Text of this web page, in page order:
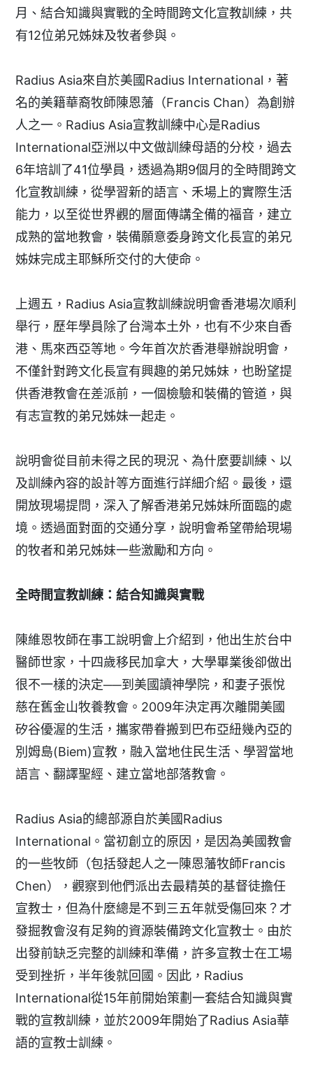
月、結合知識與實戰的全時間跨文化宣教訓練，共
有12位弟兄姊妹及牧者參與。
Radius Asia來自於美國Radius International，著
名的美籍華裔牧師陳恩藩（Francis Chan）為創辦
人之一。Radius Asia宣教訓練中心是Radius
International亞洲以中文做訓練母語的分校，過去
6年培訓了41位學員，透過為期9個月的全時間跨文
化宣教訓練，從學習新的語言、禾場上的實際生活
能力，以至從世界觀的層面傳講全備的福音，建立
成熟的當地教會，裝備願意委身跨文化長宣的弟兄
姊妹完成主耶穌所交付的大使命。
上週五，Radius Asia宣教訓練說明會香港場次順利
舉行，歷年學員除了台灣本土外，也有不少來自香
港、馬來西亞等地。今年首次於香港舉辦說明會，
不僅針對跨文化長宣有興趣的弟兄姊妹，也盼望提
供香港教會在差派前，一個檢驗和裝備的管道，與
有志宣教的弟兄姊妹一起走。
說明會從目前未得之民的現況、為什麼要訓練、以
及訓練內容的設計等方面進行詳細介紹。最後，還
開放現場提問，深入了解香港弟兄姊妹所面臨的處
境。透過面對面的交通分享，說明會希望帶給現場
的牧者和弟兄姊妹一些激勵和方向。
全時間宣教訓練：結合知識與實戰
陳維恩牧師在事工說明會上介紹到，他出生於台中
醫師世家，十四歲移民加拿大，大學畢業後卻做出
很不一樣的決定──到美國讀神學院，和妻子張悅
慈在舊金山牧養教會。2009年決定再次離開美國
矽谷優渥的生活，攜家帶眷搬到巴布亞紐幾內亞的
別姆島(Biem)宣教，融入當地住民生活、學習當地
語言、翻譯聖經、建立當地部落教會。
Radius Asia的總部源自於美國Radius
International。當初創立的原因，是因為美國教會
的一些牧師（包括發起人之一陳恩藩牧師Francis
Chen），觀察到他們派出去最精英的基督徒擔任
宣教士，但為什麼總是不到三五年就受傷回來？才
發掘教會沒有足夠的資源裝備跨文化宣教士。由於
出發前缺乏完整的訓練和準備，許多宣教士在工場
受到挫折，半年後就回國。因此，Radius
International從15年前開始策劃一套結合知識與實
戰的宣教訓練，並於2009年開始了Radius Asia華
語的宣教士訓練。